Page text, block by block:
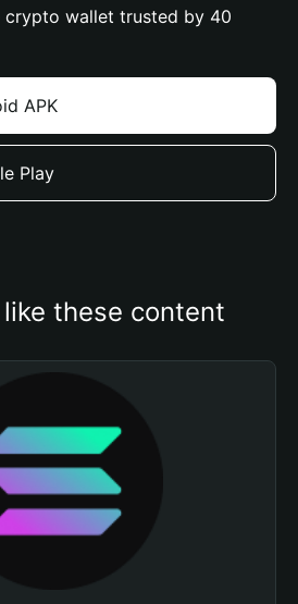
crypto wallet trusted by 40
APK
Play
these content